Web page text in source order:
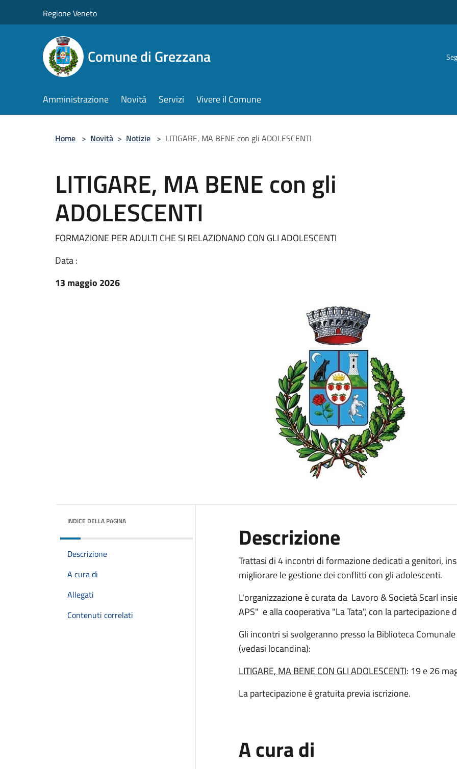
Regione Veneto
Comune di Grezzana
Amministrazione Novità Servizi Vivere il Comune
Home > Novità > Notizie > LITIGARE, MA BENE con gli ADOLESCENTI
LITIGARE, MA BENE con gli
ADOLESCENTI
FORMAZIONE PER ADULTI CHE SI RELAZIONANO CON GLI ADOLESCENTI
Data :
13 maggio 2026
INDICE DELLA PAGINA
Descrizione
A cura di
Allegati
Contenuti correlati
Descrizione
Trattasi di 4 incontri di formazione dedicati a genitori,
migliorare le gestione dei conflitti con gli adolescenti.
L'organizzazione è curata da Lavoro & Società Scarl
APS" e alla cooperativa "La Tata", con la partecipazione
Gli incontri si svolgeranno presso la Biblioteca
(vedasi locandina):
LITIGARE, MA BENE CON GLI ADOLESCENTI: 19 e 26
La partecipazione è gratuita previa iscrizione.
A cura di